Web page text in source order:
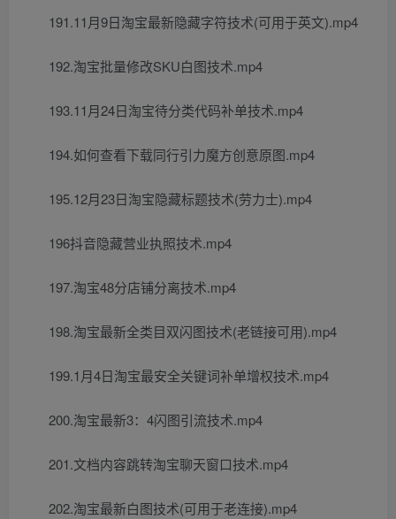
191.11月9日淘宝最新隐藏字符技术(可用于英文).mp4
192.淘宝批量修改SKU白图技术.mp4
193.11月24日淘宝待分类代码补单技术.mp4
194.如何查看下载同行引力魔方创意原图.mp4
195.12月23日淘宝隐藏标题技术(劳力士).mp4
196抖音隐藏营业执照技术.mp4
197.淘宝48分店铺分离技术.mp4
198.淘宝最新全类目双闪图技术(老链接可用).mp4
199.1月4日淘宝最安全关键词补单增权技术.mp4
200.淘宝最新3：4闪图引流技术.mp4
201.文档内容跳转淘宝聊天窗口技术.mp4
202.淘宝最新白图技术(可用于老连接).mp4